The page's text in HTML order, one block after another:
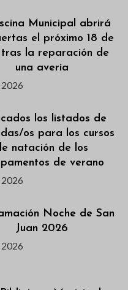
Municipal abrirá
el próximo 18 de
tras la reparación de
una avería
2026
los listados de
os para los cursos
natación de los
de verano
2026
Noche de San
Juan 2026
2026